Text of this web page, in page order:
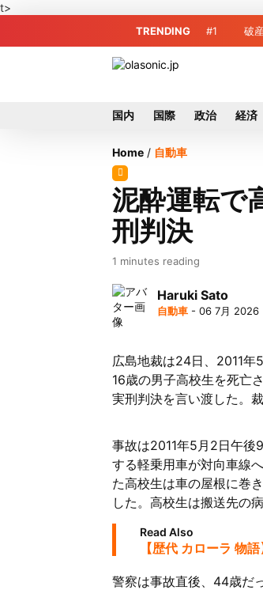
t>
TRENDING #1 破
国内 国際 政治 経済
Home / 自動車
泥酔運転で
刑判決
1 minutes reading
Haruki Sato
自動車 - 06 7月 2026
広島地裁は24日、2011年
16歳の男子高校生を死亡
実刑判決を言い渡した。
事故は2011年5月2日午後
する軽乗用車が対向車線
た高校生は車の屋根に巻
した。高校生は搬送先の
Read Also
【歴代 カローラ 物
警察は事故直後、44歳だ